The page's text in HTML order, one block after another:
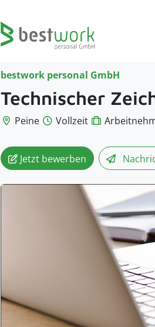
bestwork personal GmbH
Technischer
Peine Vollzeit
Jetzt bewerben